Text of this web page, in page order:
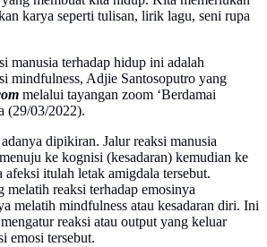
karya seperti tulisan, lirik lagu, seni rupa
manusia terhadap hidup ini adalah
mindfulness, Adjie Santosoputro yang
melalui tayangan zoom ‘Berdamai
(29/03/2022).
dipikiran. Jalur reaksi manusia
ke kognisi (kesadaran) kemudian ke
afeksi itulah letak amigdala tersebut.
melatih reaksi terhadap emosinya
melatih mindfulness atau kesadaran diri. Ini
reaksi atau output yang keluar
emosi tersebut.